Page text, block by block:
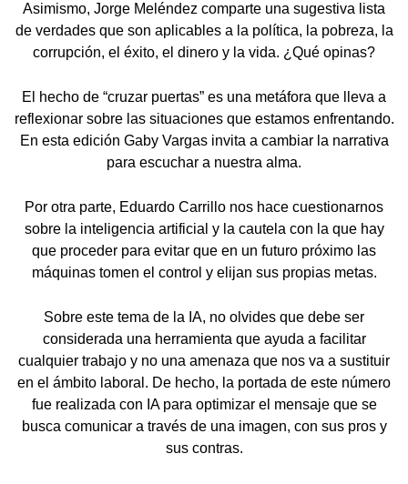
Asimismo, Jorge Meléndez comparte una sugestiva lista
de verdades que son aplicables a la política, la pobreza, la
corrupción, el éxito, el dinero y la vida. ¿Qué opinas?
El hecho de “cruzar puertas” es una metáfora que lleva a
reflexionar sobre las situaciones que estamos enfrentando.
En esta edición Gaby Vargas invita a cambiar la narrativa
para escuchar a nuestra alma.
Por otra parte, Eduardo Carrillo nos hace cuestionarnos
sobre la inteligencia artificial y la cautela con la que hay
que proceder para evitar que en un futuro próximo las
máquinas tomen el control y elijan sus propias metas.
Sobre este tema de la IA, no olvides que debe ser
considerada una herramienta que ayuda a facilitar
cualquier trabajo y no una amenaza que nos va a sustituir
en el ámbito laboral. De hecho, la portada de este número
fue realizada con IA para optimizar el mensaje que se
busca comunicar a través de una imagen, con sus pros y
sus contras.